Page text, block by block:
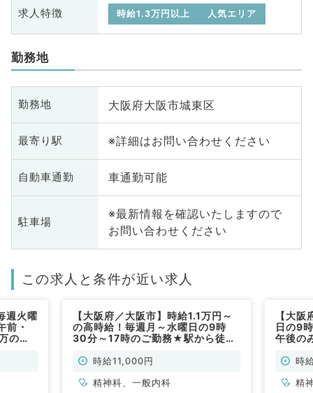
求人特徴 時給1.3万円以上 人気エリア
勤務地
勤務地 大阪府大阪市城東区
最寄り駅 ※詳細はお問い合わせください
自動車通勤 車通勤可能
駐車場
※最新情報を確認いたしますので
お問い合わせください
この求人と条件が近い求人
週火曜
・
の精
【大阪府／大阪市】時給1.1万円～
の高時給！毎週月～水曜日の9時
30分～17時のご勤務★駅から徒歩
可能◎外来のお仕事です（一般内
時給11,000円
精神科、一般内科
【大
日の9
午後の
（精神
時
精